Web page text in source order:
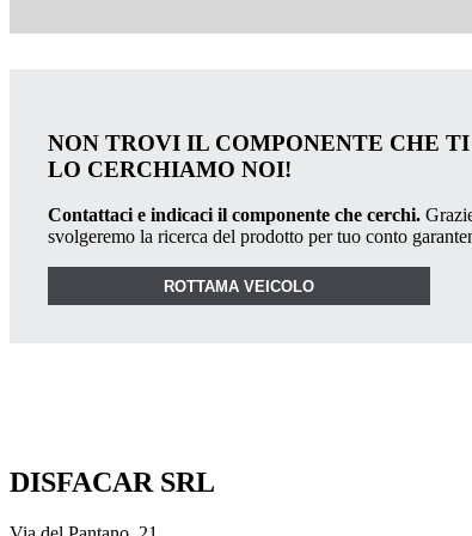
NON TROVI IL COMPONENTE CHE TI
LO CERCHIAMO NOI!
Contattaci e indicaci il componente che cerchi.
svolgeremo la ricerca del prodotto per tuo conto
ROTTAMA VEICOLO
DISFACAR SRL